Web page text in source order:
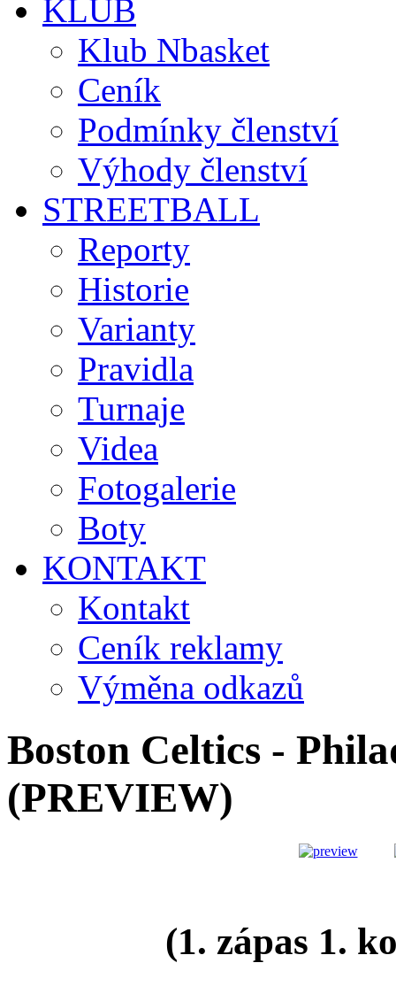
KLUB
Klub Nbasket
Ceník
Podmínky členství
Výhody členství
STREETBALL
Reporty
Historie
Varianty
Pravidla
Turnaje
Videa
Fotogalerie
Boty
KONTAKT
Kontakt
Ceník reklamy
Výměna odkazů
Boston Celtics -
(PREVIEW)
(1. zápas 1.